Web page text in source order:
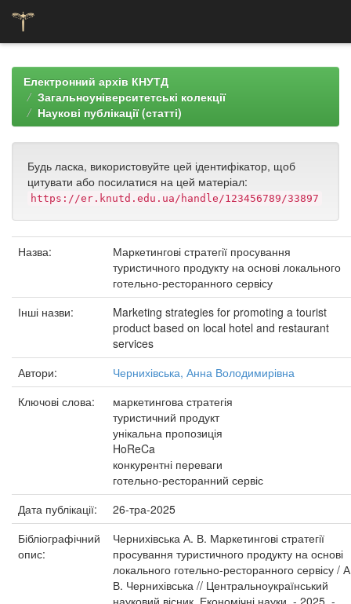
navigationЕлектронний архів КНУТД
Загальноуніверситетські колекції
Наукові публікації (статті)
Будь ласка, використовуйте цей ідентифікатор, щоб
цитувати або посилатися на цей матеріал:
https://er.knutd.edu.ua/handle/123456789/33897
Назва:
Маркетингові стратегії просування
туристичного продукту на основі локального
готельно-ресторанного сервісу
Інші назви:
Marketing strategies for promoting a tourist
product based on local hotel and restaurant
services
Автори:
Чернихівська, Анна Володимирівна
Ключові слова:
маркетингова стратегія
туристичний продукт
унікальна пропозиція
HoReCa
конкурентні переваги
готельно-ресторанний сервіс
Дата публікації:
26-тра-2025
Бібліографічний
опис:
Чернихівська А. В. Маркетингові стратегії
просування туристичного продукту на основі
локального готельно-ресторанного сервісу /
В. Чернихівська // Центральноукраїнський
науковий вісник. Економічні науки. - 2025. -